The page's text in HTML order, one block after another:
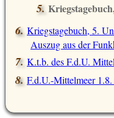
Kriegstagebuch, 5.
Auszug aus der
K.t.b. des F.d.U.
F.d.U.-Mittelmeer